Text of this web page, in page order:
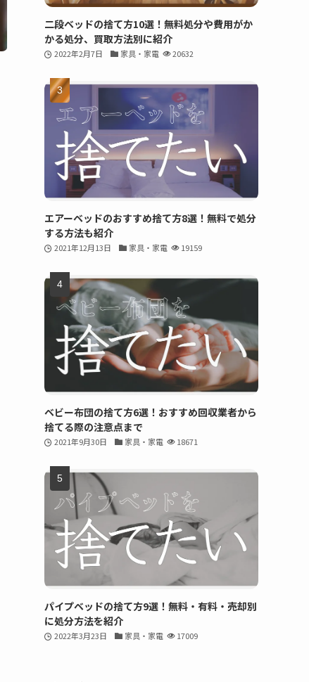
二段ベッドの捨て方10選！無料処分や費用がか
かる処分、買取方法別に紹介
2022年2月7日 家具・家電 20632
エアーベッドのおすすめ捨て方8選！無料で処分
する方法も紹介
2021年12月13日 家具・家電 19159
ベビー布団の捨て方6選！おすすめ回収業者から
捨てる際の注意点まで
2021年9月30日 家具・家電 18671
パイプベッドの捨て方9選！無料・有料・売却別
に処分方法を紹介
2022年3月23日 家具・家電 17009